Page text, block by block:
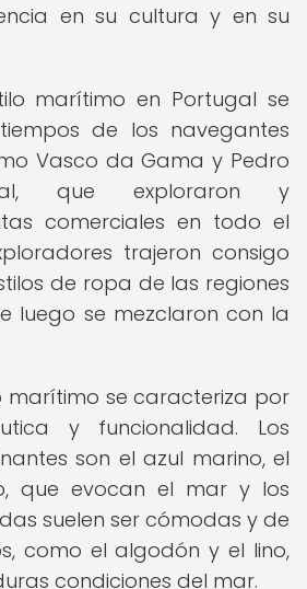
en su cultura y en su
marítimo en Portugal se
de los navegantes
Vasco da Gama y Pedro
que exploraron y
comerciales en todo el
trajeron consigo
de ropa de las regiones
luego se mezclaron con la
marítimo se caracteriza por
y funcionalidad. Los
son el azul marino, el
que evocan el mar y los
suelen ser cómodas y de
como el algodón y el lino,
condiciones del mar.